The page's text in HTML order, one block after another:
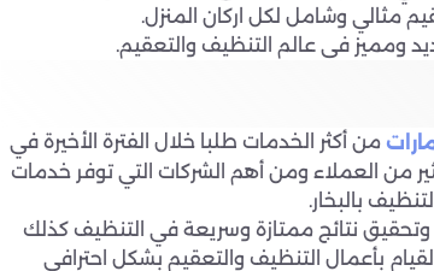
مثالي وشامل لكل اركان المنزل.
ومميز فى عالم التنظيف والتعقيم.
من أكثر الخدمات طلبا خلال الفترة الأخيرة في
من العملاء ومن أهم الشركات التي توفر خدمات
بالبخار.
نتائج ممتازة وسريعة في التنظيف كذلك
بأعمال التنظيف والتعقيم بشكل احترافي